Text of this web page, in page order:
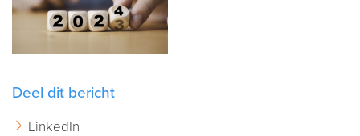
Deel dit bericht
LinkedIn